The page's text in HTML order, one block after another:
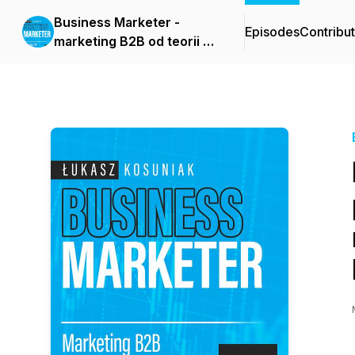
Business Marketer -
marketing B2B od teorii do
Episodes